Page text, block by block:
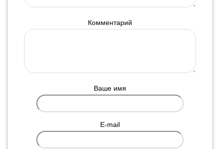
Комментарий
Ваше имя
E-mail